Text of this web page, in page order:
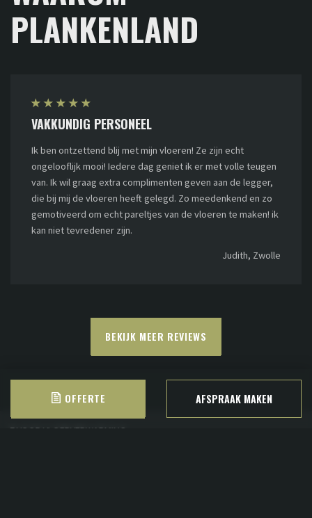
PLANKENLAND
★ ★ ★ ★ ★
VAKKUNDIG PERSONEEL
Ik ben ontzettend blij met mijn vloeren! Ze zijn echt
ongelooflijk mooi! Iedere dag geniet ik er met volle teugen
van. Ik wil graag extra complimenten geven aan de legger,
die bij mij de vloeren heeft gelegd. Zo meedenkend en zo
gemotiveerd om echt pareltjes van de vloeren te maken! ik
kan niet tevredener zijn.
Judith, Zwolle
BEKIJK MEER REVIEWS
OFFERTE AFSPRAAK MAKEN